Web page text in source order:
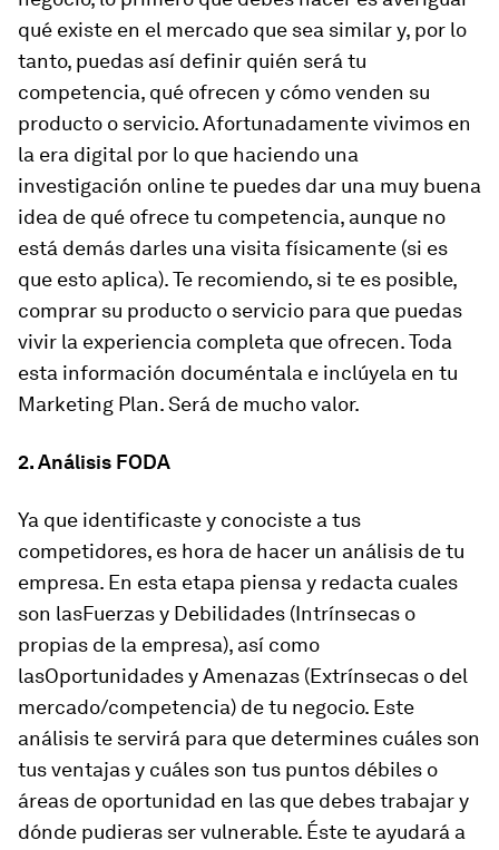
qué existe en el mercado que sea similar y, por lo
tanto, puedas así definir quién será tu
competencia, qué ofrecen y cómo venden su
producto o servicio. Afortunadamente vivimos en
la era digital por lo que haciendo una
investigación onlinete puedes dar una muy buena
idea de qué ofrece tu competencia, aunque no
está demás darles una visita físicamente (si es
que esto aplica). Te recomiendo, si te es posible,
comprar su producto o servicio para que puedas
vivir la experiencia completa que ofrecen. Toda
esta información documéntala e inclúyela en tu
Marketing Plan. Será de mucho valor.
2. Análisis FODA
Ya que identificaste y conociste a tus
competidores, es hora de hacer un análisis de tu
empresa. En esta etapa piensa y redacta cuales
son lasFuerzas y Debilidades (Intrínsecas o
propias de la empresa), así como
lasOportunidades y Amenazas (Extrínsecas o del
mercado/competencia) de tu negocio. Este
análisis te servirá para que determines cuáles son
tus ventajas y cuáles son tus puntos débiles o
áreas de oportunidad en las que debes trabajar y
dónde pudieras ser vulnerable. Éste te ayudará a